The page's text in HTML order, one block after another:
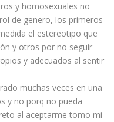
y homosexuales no
de genero, los primeros
el estereotipo que
y otros por no seguir
y adecuados al sentir
muchas veces en una
y no porq no pueda
al aceptarme tomo mi